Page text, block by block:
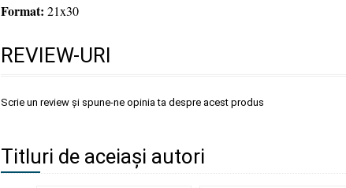
Format: 21x30
REVIEW-URI
Scrie un review și spune-ne opinia ta despre acest produs
Titluri de aceiași autori